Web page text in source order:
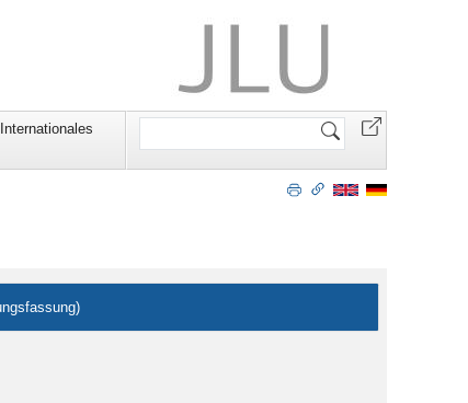
Internationales
Website